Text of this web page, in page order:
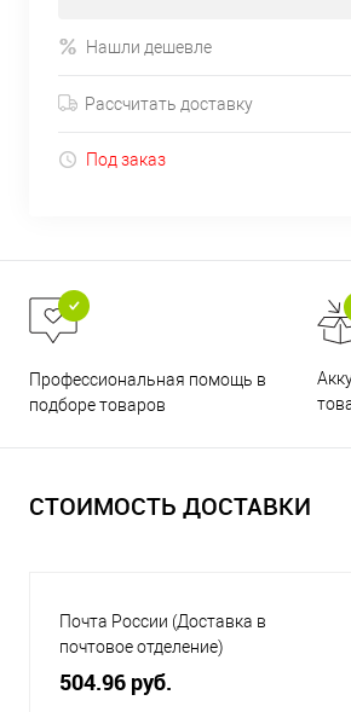
Нашли дешевле
Рассчитать доставку
Под заказ
Профессиональная помощь в
подборе товаров
СТОИМОСТЬ ДОСТАВКИ
Почта России (Доставка в
почтовое отделение)
504.96 руб.